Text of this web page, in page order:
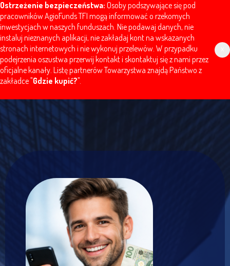
Ostrzeżenie bezpieczeństwa: Osoby podszywające się pod
pracowników AgioFunds TFI mogą informować o rzekomych
inwestycjach w naszych funduszach. Nie podawaj danych, nie
instaluj nieznanych aplikacji, nie zakładaj kont na wskazanych
stronach internetowych i nie wykonuj przelewów. W przypadku
podejrzenia oszustwa przerwij kontakt i skontaktuj się z nami przez
oficjalne kanały. Listę partnerów Towarzystwa znajdą Państwo z
zakładce "Gdzie kupić?".